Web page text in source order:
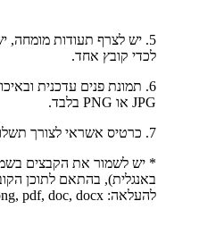
5. יש לצרף תעודות
לכדי קובץ אחד.
6. תמונת פנים עדכנית
‎JPG‎ או ‎PNG‎ בלבד.
7. כרטיס אשראי לצורך תשלום דמי הרישום בסך 400 ש"ח.
* יש לשמור את הקבצים
באנגלית), בהתאם לתוכן
להעלאה: ‎jpg, png, pdf, doc, docx.